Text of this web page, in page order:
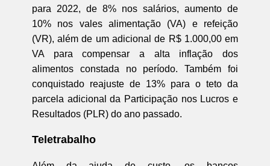
para 2022, de 8% nos salários, aumento de
10% nos vales alimentação (VA) e refeição
(VR), além de um adicional de R$ 1.000,00 em
VA para compensar a alta inflação dos
alimentos constada no período. Também foi
conquistado reajuste de 13% para o teto da
parcela adicional da Participação nos Lucros e
Resultados (PLR) do ano passado.
Teletrabalho